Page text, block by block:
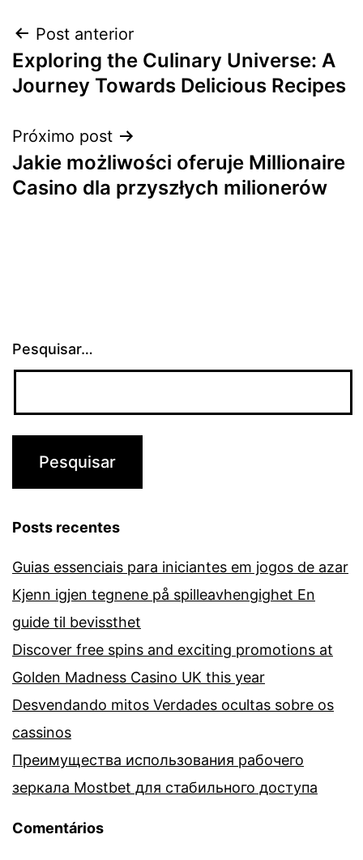
Navegação
de
Post anterior
Exploring the Culinary Universe: A
Journey Towards Delicious Recipes
Próximo post
Jakie możliwości oferuje Millionaire
Casino dla przyszłych milionerów
Pesquisar…
Posts recentes
Guias essenciais para iniciantes em jogos de azar
Kjenn igjen tegnene på spilleavhengighet En
guide til bevissthet
Discover free spins and exciting promotions at
Golden Madness Casino UK this year
Desvendando mitos Verdades ocultas sobre os
cassinos
Преимущества использования рабочего
зеркала Mostbet для стабильного доступа
Comentários